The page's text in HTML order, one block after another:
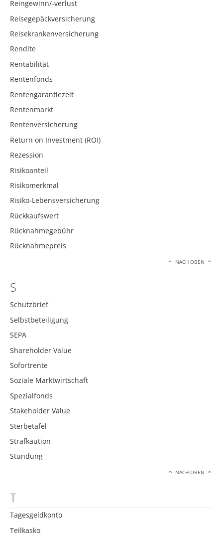
Reingewinn/-verlust
Reisegepäckversicherung
Reisekrankenversicherung
Rendite
Rentabilität
Rentenfonds
Rentengarantiezeit
Rentenmarkt
Rentenversicherung
Return on Investment (ROI)
Rezession
Risikoanteil
Risikomerkmal
Risiko-Lebensversicherung
Rückkaufswert
Rücknahmegebühr
Rücknahmepreis
NACH OBEN
S
Schutzbrief
Selbstbeteiligung
SEPA
Shareholder Value
Sofortrente
Soziale Marktwirtschaft
Spezialfonds
Stakeholder Value
Sterbetafel
Strafkaution
Stundung
NACH OBEN
T
Tagesgeldkonto
Teilkasko